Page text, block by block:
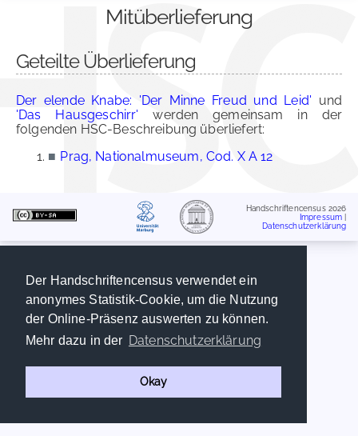
Der Handschriftencensus verwendet ein
anonymes Statistik-Cookie, um die Nutzung
der Online-Präsenz auswerten zu können.
Mehr dazu in der Datenschutzerklärung
Okay
Mitüberlieferung
Geteilte Überlieferung
Der elende Knabe: 'Der Minne Freud und Leid' und
'Das Hausgeschirr' werden gemeinsam in der
folgenden HSC-Beschreibung überliefert:
■ Prag, Nationalmuseum, Cod. X A 12
Handschriftencensus 2026
Impressum
Datenschutzerklärung